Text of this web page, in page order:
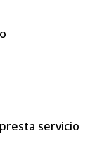
servicio